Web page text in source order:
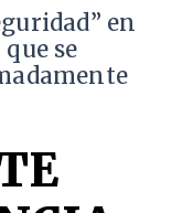
en
se